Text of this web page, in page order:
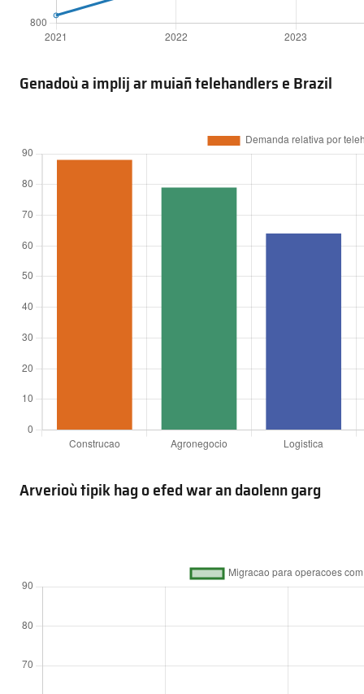
Genadoù a implij ar muiañ telehandlers e Brazil
Arverioù tipik hag o efed war an daolenn garg